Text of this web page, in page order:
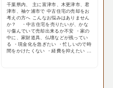
千葉県内、 主に富津市、木更津市、君
津市、袖ケ浦市で 中古住宅の売却をお
考えの方へ こんなお悩みはありません
か？ ・中古住宅を売りたいが、かな
り傷んでいて売却出来るか不安 ・家の
中に、家財道具、仏壇などが残ってい
る ・現金化を急ぎたい ・忙しいので時
間をかけたくない ・経費を抑えたい ...